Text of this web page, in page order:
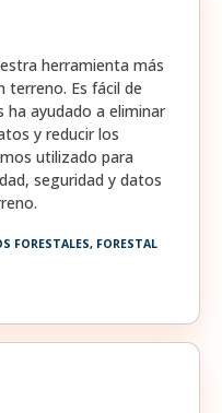
herramienta más
terreno. Es fácil de
ha ayudado a eliminar
y reducir los
utilizado para
seguridad y datos
FORESTALES, FORESTAL